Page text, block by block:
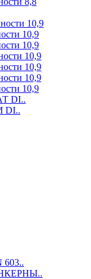
10,9
10,9
10,9
10,9
10,9
10,9
10,9
DI..
DI..